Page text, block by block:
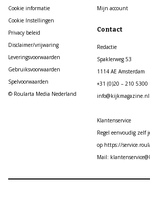
Cookie informatie
Cookie Instellingen
Privacy beleid
Disclaimer/vrijwaring
Leveringsvoorwaarden
Gebruiksvoorwaarden
Spelvoorwaarden
© Roularta Media Nederland
Mijn account
Contact
Redactie
Spaklerweg 53
1114 AE Amsterdam
+31 (0)20 – 210 5300
info@kijkmagazine.nl
Klantenservice
Regel eenvoudig zelf
op https://
Mail: